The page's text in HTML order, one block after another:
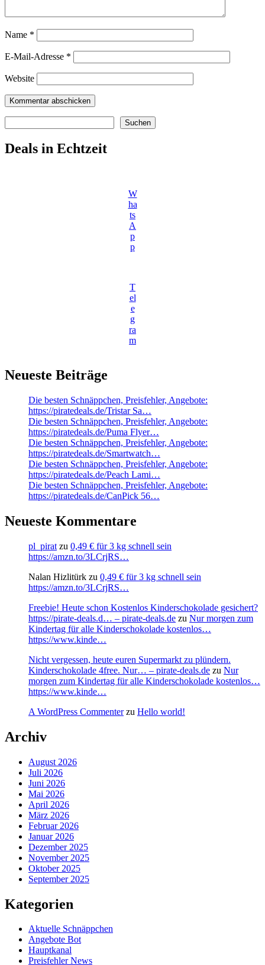
Name *
E-Mail-Adresse *
Website
Suchen
Deals in Echtzeit
W
ha
ts
A
p
p
T
el
e
g
ra
m
Neueste Beiträge
Die besten Schnäppchen, Preisfehler, Angebote:
https://piratedeals.de/Tristar Sa…
Die besten Schnäppchen, Preisfehler, Angebote:
https://piratedeals.de/Puma Flyer…
Die besten Schnäppchen, Preisfehler, Angebote:
https://piratedeals.de/Smartwatch…
Die besten Schnäppchen, Preisfehler, Angebote:
https://piratedeals.de/Peach Lami…
Die besten Schnäppchen, Preisfehler, Angebote:
https://piratedeals.de/CanPick 56…
Neueste Kommentare
pl_pirat zu 0,49 € für 3 kg schnell sein
https://amzn.to/3LCrjRS…
Nalan Hizlitürk zu 0,49 € für 3 kg schnell sein
https://amzn.to/3LCrjRS…
Freebie! Heute schon Kostenlos Kinderschokolade gesichert?
https://pirate-deals.d… – pirate-deals.de zu Nur morgen zum
Kindertag für alle Kinderschokolade kostenlos…
https://www.kinde…
Nicht vergessen, heute euren Supermarkt zu plündern.
Kinderschokolade 4free. Nur… – pirate-deals.de zu Nur
morgen zum Kindertag für alle Kinderschokolade kostenlos…
https://www.kinde…
A WordPress Commenterzu Hello world!
Archiv
August 2026
Juli 2026
Juni 2026
Mai 2026
April 2026
März 2026
Februar 2026
Januar 2026
Dezember 2025
November 2025
Oktober 2025
September 2025
Kategorien
Aktuelle Schnäppchen
Angebote Bot
Hauptkanal
Preisfehler News